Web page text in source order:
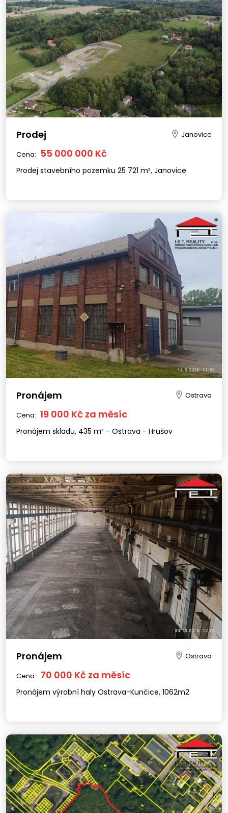
Prodej Janovice
Cena: 55 000 000 Kč
Prodej stavebního pozemku 25 721 m², Janovice
Pronájem Ostrava
Cena: 19 000 Kč za měsíc
Pronájem skladu, 435 m² - Ostrava - Hrušov
Pronájem Ostrava
Cena: 70 000 Kč za měsíc
Pronájem výrobní haly Ostrava-Kunčice, 1062m2